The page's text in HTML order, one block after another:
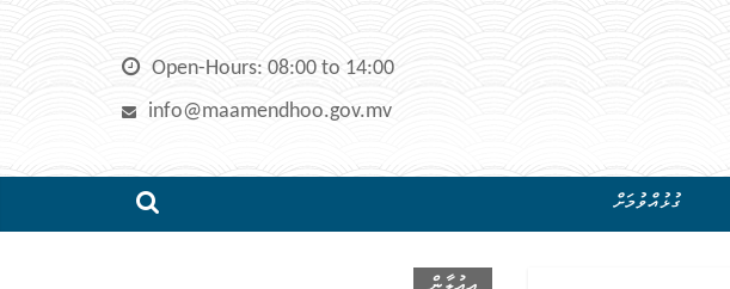
Skip
Open-Hours: 08:00 to 14:00
info@maamendhoo.gov.mv
ގުޅުއްވުމަށް